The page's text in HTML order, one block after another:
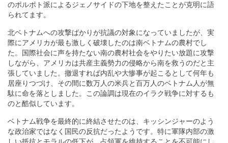
のポルポト派によるジェノサイドの下地を整えたことが克明に語
られてます。
北ベトナムへの攻撃ばかりが抗議の対象になっていましたが、実
際にアメリカが最も激しく破壊したのは南ベトナムの農村でし
た。国際社会に声を持たない南の農村社会をやりたい放題に攻撃
しながら、アメリカは共産主義勢力の侵略から南を救うのだと主
張していました。撤退すれば内乱や大惨事が起こるとして何年も
居座りつづけ、その間に数万人の米兵と百万人のベトナム人が無
駄に命を落としました。この論調は現在のイラク戦争に対するも
のと酷似しています。
ベトナム戦争を最終的に終結させたのは、キッシンジャーのよう
な政治家ではなく国民の反抗だったようです。特に軍隊内部の激